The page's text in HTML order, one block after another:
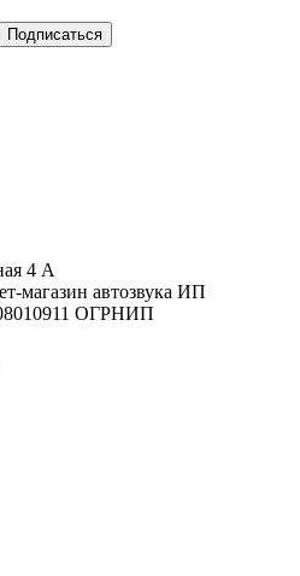
4 А
магазин автозвука ИП
ОГРНИП